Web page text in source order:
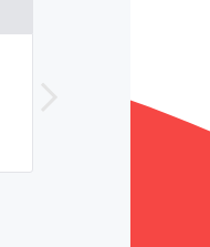
すめしてます。